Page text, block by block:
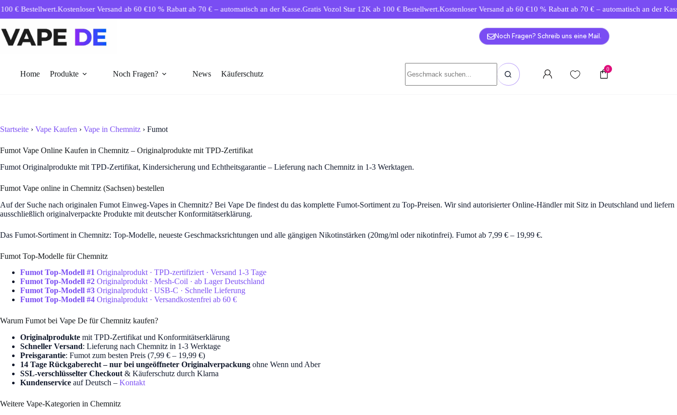
Inhalt
€ Bestellwert.Kostenloser Versand ab 60 €10 % Rabatt ab 70 € – automatisch an der Kasse.Gratis Vozol Star 12K ab 100 € Bestellwert.Kostenloser Versand ab 60 €10 % Rabatt ab 70 € – automatisch an der Kasse.
Noch Fragen? Schreib uns eine Mail.
Home Produkte Noch Fragen? News Käuferschutz
Ergebnisse
0
Startseite › Vape Kaufen › Vape in Chemnitz › Fumot
Fumot Vape Online Kaufen in Chemnitz – Originalprodukte mit TPD-Zertifikat
Fumot Originalprodukte mit TPD-Zertifikat, Kindersicherung und Echtheitsgarantie – Lieferung nach Chemnitz in 1-3 Werktagen.
Fumot Vape online in Chemnitz (Sachsen) bestellen
Auf der Suche nach originalen Fumot Einweg-Vapes in Chemnitz? Bei Vape De findest du das komplette Fumot-Sortiment zu Top-Preisen. Wir sind autorisierter Online-Händler mit Sitz in Deutschland und liefern
ausschließlich originalverpackte Produkte mit deutscher Konformitätserklärung.
Das Fumot-Sortiment in Chemnitz: Top-Modelle, neueste Geschmacksrichtungen und alle gängigen Nikotinstärken (20mg/ml oder nikotinfrei). Fumot ab 7,99 € – 19,99 €.
Fumot Top-Modelle für Chemnitz
Fumot Top-Modell #1 Originalprodukt · TPD-zertifiziert · Versand 1-3 Tage
Fumot Top-Modell #2 Originalprodukt · Mesh-Coil · ab Lager Deutschland
Fumot Top-Modell #3 Originalprodukt · USB-C · Schnelle Lieferung
Fumot Top-Modell #4 Originalprodukt · Versandkostenfrei ab 60 €
Warum Fumot bei Vape De für Chemnitz kaufen?
Originalprodukte mit TPD-Zertifikat und Konformitätserklärung
Schneller Versand: Lieferung nach Chemnitz in 1-3 Werktage
Preisgarantie: Fumot zum besten Preis (7,99 € – 19,99 €)
14 Tage Rückgaberecht – nur bei ungeöffneter Originalverpackung ohne Wenn und Aber
SSL-verschlüsselter Checkout & Käuferschutz durch Klarna
Kundenservice auf Deutsch – Kontakt
Weitere Vape-Kategorien in Chemnitz